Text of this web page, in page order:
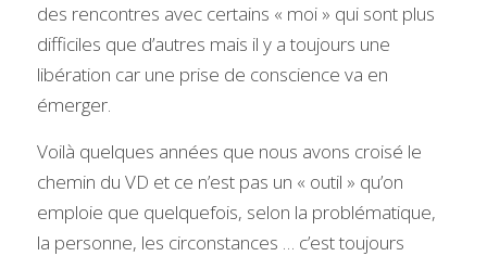
des rencontres avec certains « moi » qui sont plus
difficiles que d’autres mais il y a toujours une
libération car une prise de conscience va en
émerger.
Voilà quelques années que nous avons croisé le
chemin du VD et ce n’est pas un « outil » qu’on
emploie que quelquefois, selon la problématique,
la personne, les circonstances … c’est toujours